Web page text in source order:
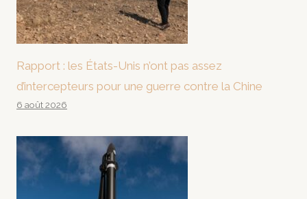
Rapport : les États-Unis n’ont pas assez
d’intercepteurs pour une guerre contre la Chine
6 août 2026